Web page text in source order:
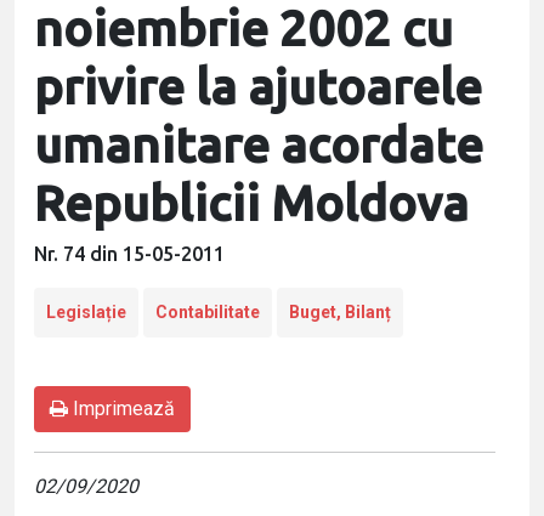
noiembrie 2002 cu
privire la ajutoarele
umanitare acordate
Republicii Moldova
Nr. 74 din 15-05-2011
Legislație Contabilitate Buget, Bilanț
Imprimează
02/09/2020